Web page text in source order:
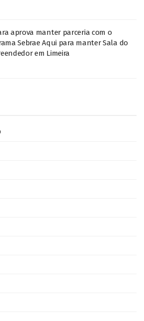
aprova manter parceria com o
Sebrae Aqui para manter Sala do
em Limeira